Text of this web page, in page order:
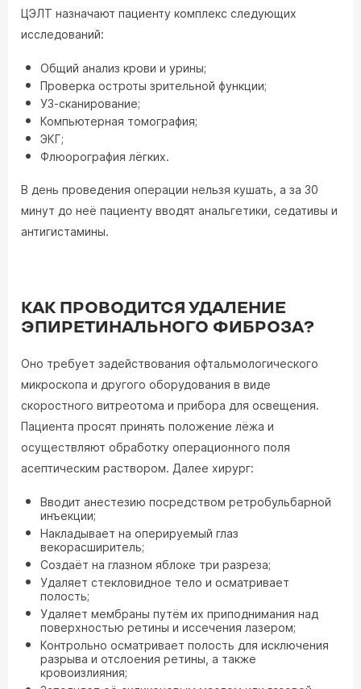
ЦЭЛТ назначают пациенту комплекс следующих
исследований:
Общий анализ крови и урины;
Проверка остроты зрительной функции;
УЗ-сканирование;
Компьютерная томография;
ЭКГ;
Флюорография лёгких.
В день проведения операции нельзя кушать, а за 30
минут до неё пациенту вводят анальгетики, седативы и
антигистамины.
КАК ПРОВОДИТСЯ УДАЛЕНИЕ
ЭПИРЕТИНАЛЬНОГО ФИБРОЗА?
Оно требует задействования офтальмологического
микроскопа и другого оборудования в виде
скоростного витреотома и прибора для освещения.
Пациента просят принять положение лёжа и
осуществляют обработку операционного поля
асептическим раствором. Далее хирург:
Вводит анестезию посредством ретробульбарной
инъекции;
Накладывает на оперируемый глаз
векорасширитель;
Создаёт на глазном яблоке три разреза;
Удаляет стекловидное тело и осматривает
полость;
Удаляет мембраны путём их приподнимания над
поверхностью ретины и иссечения лазером;
Контрольно осматривает полость для исключения
разрыва и отслоения ретины, а также
кровоизлияния;